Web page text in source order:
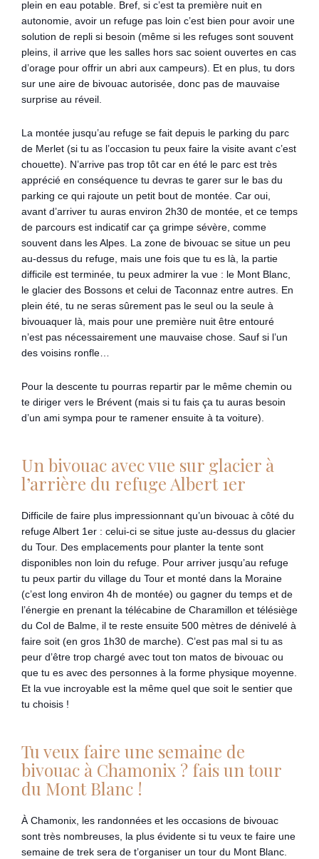
plein en eau potable. Bref, si c’est ta première nuit en
autonomie, avoir un refuge pas loin c’est bien pour avoir une
solution de repli si besoin (même si les refuges sont souvent
pleins, il arrive que les salles hors sac soient ouvertes en cas
d’orage pour offrir un abri aux campeurs). Et en plus, tu dors
sur une aire de bivouac autorisée, donc pas de mauvaise
surprise au réveil.
La montée jusqu’au refuge se fait depuis le parking du parc
de Merlet (si tu as l’occasion tu peux faire la visite avant c’est
chouette). N’arrive pas trop tôt car en été le parc est très
apprécié en conséquence tu devras te garer sur le bas du
parking ce qui rajoute un petit bout de montée. Car oui,
avant d’arriver tu auras environ 2h30 de montée, et ce temps
de parcours est indicatif car ça grimpe sévère, comme
souvent dans les Alpes. La zone de bivouac se situe un peu
au-dessus du refuge, mais une fois que tu es là, la partie
difficile est terminée, tu peux admirer la vue : le Mont Blanc,
le glacier des Bossons et celui de Taconnaz entre autres. En
plein été, tu ne seras sûrement pas le seul ou la seule à
bivouaquer là, mais pour une première nuit être entouré
n’est pas nécessairement une mauvaise chose. Sauf si l’un
des voisins ronfle…
Pour la descente tu pourras repartir par le même chemin ou
te diriger vers le Brévent (mais si tu fais ça tu auras besoin
d’un ami sympa pour te ramener ensuite à ta voiture).
Un bivouac avec vue sur glacier à
l’arrière du refuge Albert 1er
Difficile de faire plus impressionnant qu’un bivouac à côté du
refuge Albert 1er : celui-ci se situe juste au-dessus du glacier
du Tour. Des emplacements pour planter la tente sont
disponibles non loin du refuge. Pour arriver jusqu’au refuge
tu peux partir du village du Tour et monté dans la Moraine
(c’est long environ 4h de montée) ou gagner du temps et de
l’énergie en prenant la télécabine de Charamillon et télésiège
du Col de Balme, il te reste ensuite 500 mètres de dénivelé à
faire soit (en gros 1h30 de marche). C’est pas mal si tu as
peur d’être trop chargé avec tout ton matos de bivouac ou
que tu es avec des personnes à la forme physique moyenne.
Et la vue incroyable est la même quel que soit le sentier que
tu choisis !
Tu veux faire une semaine de
bivouac à Chamonix ? fais un tour
du Mont Blanc !
À Chamonix, les randonnées et les occasions de bivouac
sont très nombreuses, la plus évidente si tu veux te faire une
semaine de trek sera de t’organiser un tour du Mont Blanc.